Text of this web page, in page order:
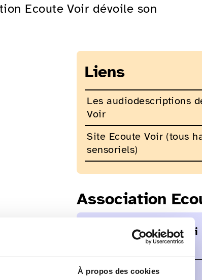
À propos des cookies
Ecoute Voir dévoile son
Liens
Les audiodescriptions
Voir
Site Ecoute Voir (tous
sensoriels)
Association
Corinne Doret-Baertschi
AD@ecoute-voir.org